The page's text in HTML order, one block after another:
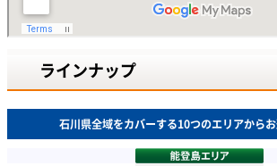
ラインナップ
石川県全域をカバーする10つのエリアから